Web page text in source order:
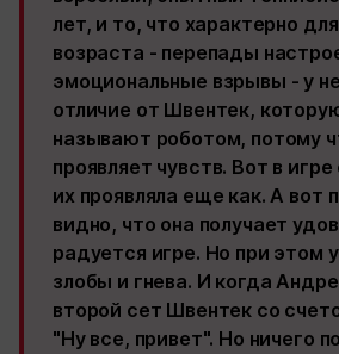
лет, и то, что характерно
возраста - перепады
эмоциональные взрывы - у
отличие от Швентек,
называют роботом, потому
проявляет чувств. Вот в
их проявляла еще как. А вот
видно, что она получает
радуется игре. Но при этом
злобы и гнева. И когда
второй сет Швентек со
"Ну все, привет". Но ничего